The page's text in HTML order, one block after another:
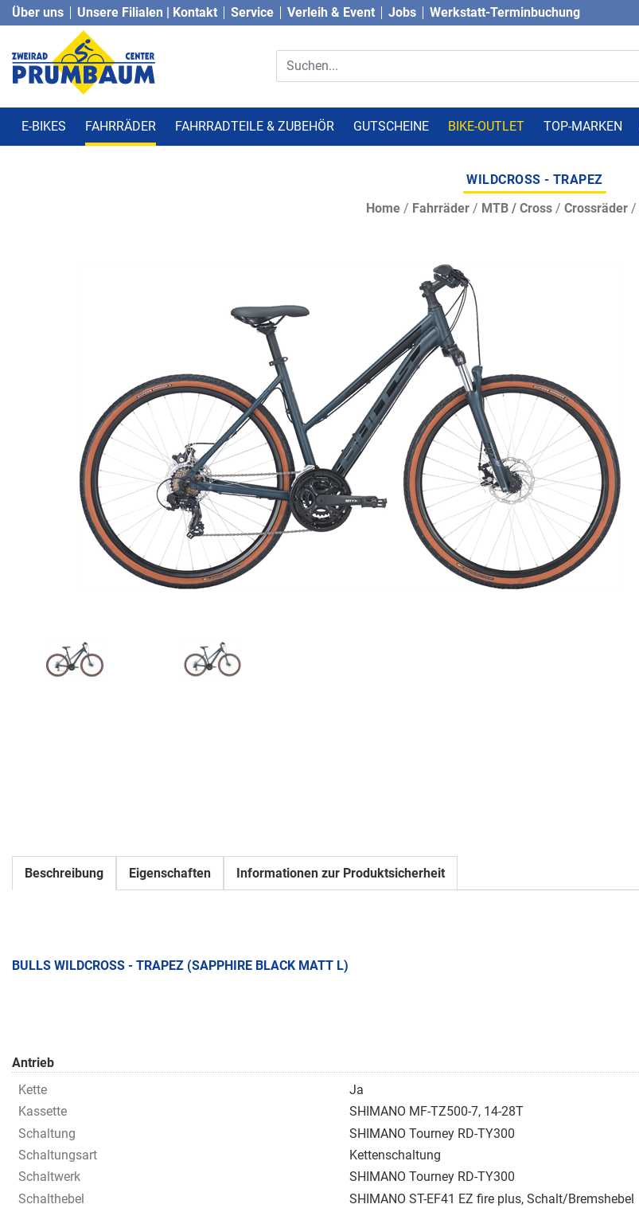
Über uns Unsere Filialen | Kontakt Service Verleih & Event Jobs Werkstatt-Terminbuchung
E-BIKES FAHRRÄDER FAHRRADTEILE & ZUBEHÖR GUTSCHEINE BIKE-OUTLET TOP-MARKEN
WILDCROSS - TRAPEZ
Home / Fahrräder / MTB / Cross / Crossräder /
Beschreibung Eigenschaften Informationen zur Produktsicherheit
BULLS WILDCROSS - TRAPEZ (SAPPHIRE BLACK MATT L)
Antrieb
Kette
Ja
Kassette
SHIMANO MF-TZ500-7, 14-28T
Schaltung
SHIMANO Tourney RD-TY300
Schaltungsart
Kettenschaltung
Schaltwerk
SHIMANO Tourney RD-TY300
Schalthebel
SHIMANO ST-EF41 EZ fire plus, Schalt/Bremshebel